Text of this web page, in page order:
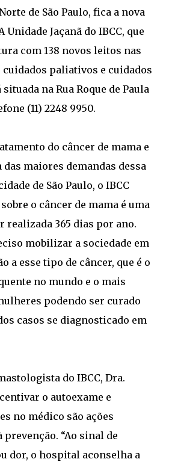
de São Paulo, fica a nova
Unidade Jaçanã do IBCC, que
com 138 novos leitos nas
cuidados paliativos e cuidados
na Rua Roque de Paula
(11) 2248 9950.
do câncer de mama e
maiores demandas dessa
de São Paulo, o IBCC
o câncer de mama é uma
realizada 365 dias por ano.
mobilizar a sociedade em
a esse tipo de câncer, que é o
no mundo e o mais
podendo ser curado
casos se diagnosticado em
do IBCC, Dra.
o autoexame e
no médico são ações
“Ao sinal de
dor, o hospital aconselha a